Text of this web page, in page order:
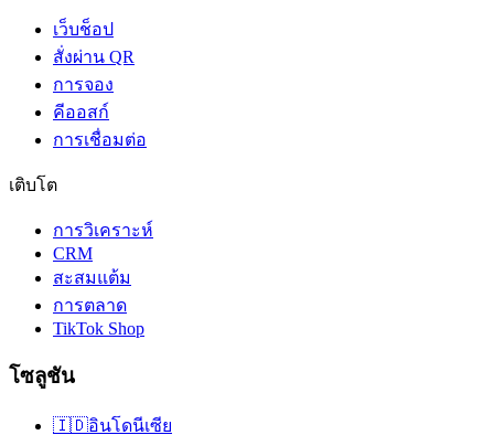
เว็บช็อป
สั่งผ่าน QR
การจอง
คีออสก์
การเชื่อมต่อ
เติบโต
การวิเคราะห์
CRM
สะสมแต้ม
การตลาด
TikTok Shop
โซลูชัน
🇮🇩อินโดนีเซีย